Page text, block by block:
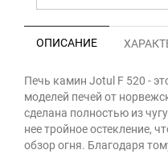
ОПИСАНИЕ
Печь камин Jotul F 520 -
моделей печей от
сделана полностью из
нее тройное остекление,
обзор огня. Благодаря